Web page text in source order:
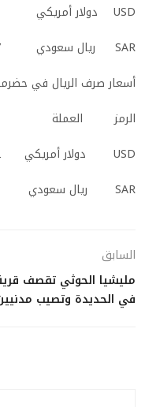
USD دولار أمريكي 593 597
SAR ريال سعودي 157 157.3
أسعار صرف الريال في
الرمز
USD دولار أمريكي 642 647
SAR ريال سعودي 169 170
السابق
مليشيا الحوثي تقصف
في الحديدة وتصيب